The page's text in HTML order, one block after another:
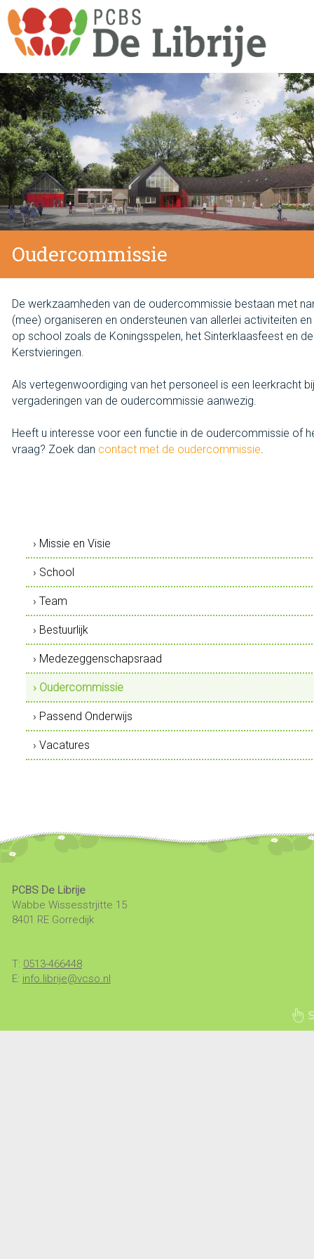
Oudercommissie
De werkzaamheden van de oudercommissie bestaan met
(mee) organiseren en ondersteunen van allerlei activiteiten
op school zoals de Koningsspelen, het Sinterklaasfeest en
Kerstvieringen.
Als vertegenwoordiging van het personeel is een leerkracht
vergaderingen van de oudercommissie aanwezig.
Heeft u interesse voor een functie in de oudercommissie of
vraag? Zoek dan contact met de oudercommissie.
› Missie en Visie
› School
› Team
› Bestuurlijk
› Medezeggenschapsraad
› Oudercommissie
› Passend Onderwijs
› Vacatures
PCBS De Librije
Wabbe Wissesstrjitte 15
8401 RE Gorredijk
T: 0513-466448
E: info.librije@vcso.nl